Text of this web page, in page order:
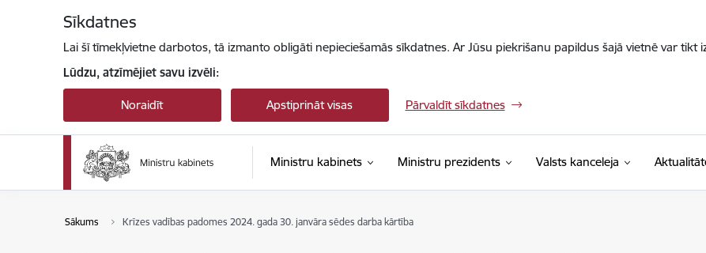
Sīkdatnes
Lai šī tīmekļvietne darbotos, tā izmanto obligāti nepieciešamās sīkdatnes. Ar Jūsu piekrišanu papildus šajā vietnē var
Lūdzu, atzīmējiet savu izvēli:
Noraidīt Apstiprināt visas Pārvaldīt sīkdatnes
Ministru kabinets Ministru prezidents Valsts kanceleja
Sākums Krīzes vadības padomes 2024. gada 30. janvāra sēdes darba kārtība